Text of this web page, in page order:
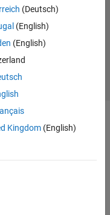
(Deutsch)
(English)
(English)
Kingdom(English)
Contatti